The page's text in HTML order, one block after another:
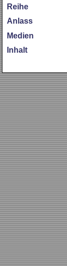
Reihe
Anlass
Medien
Inhalt